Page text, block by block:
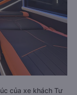
của xe khách Tư